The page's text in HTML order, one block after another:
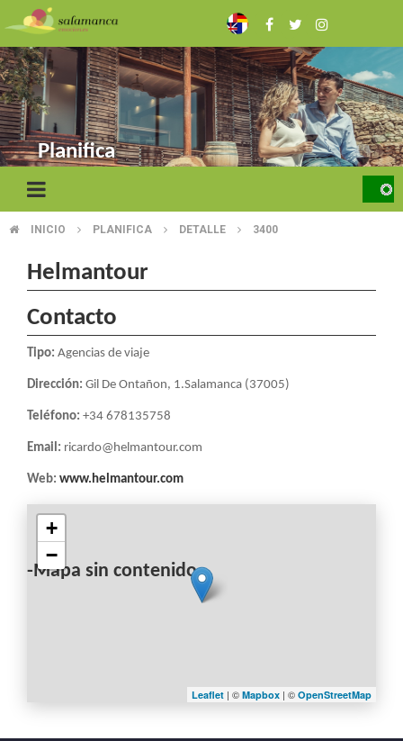
Pasar
al
contenido
principal
Planifica
SOBRESCRIBIR
ENLACES
DE
AYUDA
LA
NAVEGACIÓN
INICIO PLANIFICA DETALLE 3400
Helmantour
Contacto
Tipo: Agencias de viaje
Dirección: Gil De Ontañon, 1.Salamanca (37005)
Teléfono: +34 678135758
Email: ricardo@helmantour.com
Web: www.helmantour.com
-Mapa sin contenido-
+
−
Leaflet | © Mapbox | © OpenStreetMap